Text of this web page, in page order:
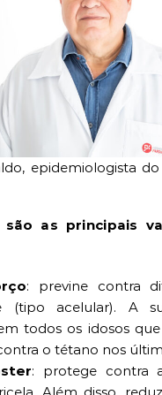
epidemiologista
são as principais
: previne contra
(tipo acelular). A
todos os idosos
o tétano nos
: protege contra